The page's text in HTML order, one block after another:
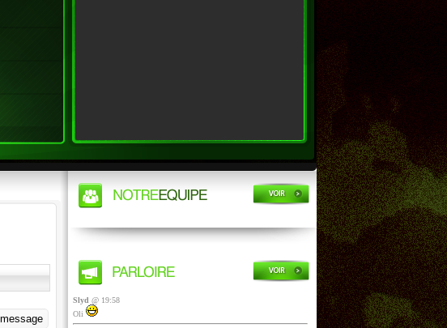
Slyd @ 19:58
Oli